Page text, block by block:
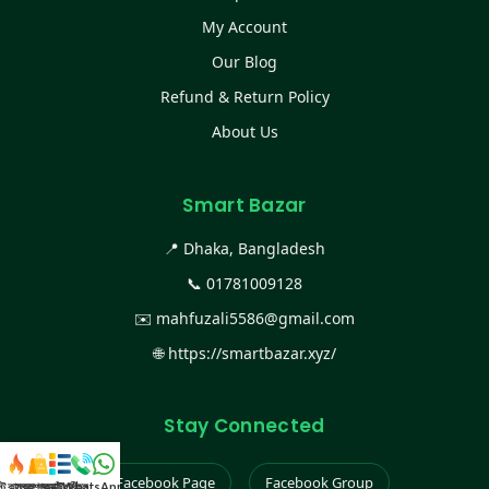
My Account
Our Blog
Refund & Return Policy
About Us
Smart Bazar
📍 Dhaka, Bangladesh
📞 01781009128
✉️ mahfuzali5586@gmail.com
🌐 https://smartbazar.xyz/
Stay Connected
Facebook Page Facebook Group